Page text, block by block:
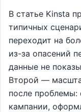
В статье Kinsta
типичных
переходит на
из-за опасений
данные не
Второй —
после проблемы:
кампании,